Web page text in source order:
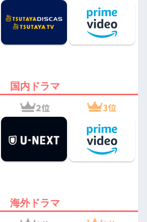
国内ドラマ
海外ドラマ